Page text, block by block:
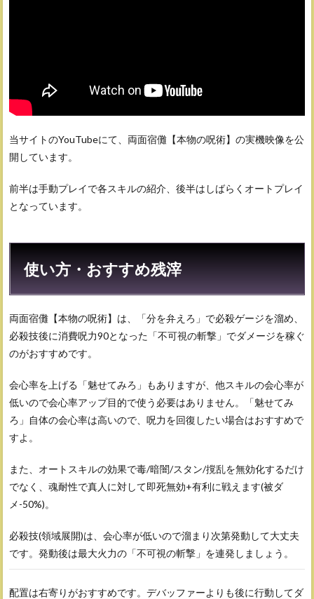
当サイトのYouTubeにて、両面宿儺【本物の呪術】の実機映像を公
開しています。
前半は手動プレイで各スキルの紹介、後半はしばらくオートプレイ
となっています。
使い方・おすすめ残滓
両面宿儺【本物の呪術】は、「分を弁えろ」で必殺ゲージを溜め、
必殺技後に消費呪力90となった「不可視の斬撃」でダメージを稼ぐ
のがおすすめです。
会心率を上げる「魅せてみろ」もありますが、他スキルの会心率が
低いので会心率アップ目的で使う必要はありません。「魅せてみ
ろ」自体の会心率は高いので、呪力を回復したい場合はおすすめで
すよ。
また、オートスキルの効果で毒/暗闇/スタン/撹乱を無効化するだけ
でなく、魂耐性で真人に対して即死無効+有利に戦えます(被ダ
メ-50%)。
必殺技(領域展開)は、会心率が低いので溜まり次第発動して大丈夫
です。発動後は最大火力の「不可視の斬撃」を連発しましょう。
配置は右寄りがおすすめです。デバッファーよりも後に行動してダ